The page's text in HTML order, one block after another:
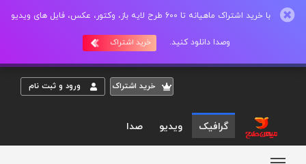
با خرید اشتراک ماهیانه تا 600 طرح لایه باز، وکتور، عکس، فایل های ویدیو
وصدا دانلود کنید. خرید اشتراک
خريد اشتراک ورود و ثبت نام
گرافیک ویدیو صدا